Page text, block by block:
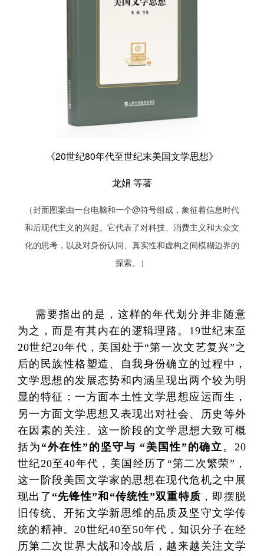
《20世纪80年代至世纪末美国文学思想》
龙娟 等著
（封面图案由一台电脑和一个@符号组成，象征着信息时代
和后现代主义的兴起。它代表了对科技、消费主义和大众文
化的思考，以及对身份认同、真实性和虚构之间模糊边界的
探索。）
需要指出的是，这样的年代划分并非随意
为之，而是有其内在的逻辑理路。19世纪末至
20世纪20年代，美国处于“第一次文艺复兴”之
后的民族性格塑造、自我身份确立的过程中，
文学思想的发展态势和内涵呈现出两个较为明
显的特征：一方面本土性文学思想应运而生，
另一方面文学思想又表现出对社会、历史等外
在因素的关注。这一阶段的文学思想大致可概
括为 “外在性”的坚守与 “美国性”的确立 。20
世纪20至40年代，美国经历了“第二次繁荣”，
这一阶段美国文学家的思想在现代危机之中展
现出了 “先锋性”和“传统性”双重特质 ，即摆脱
旧传统、开拓文学新思维的品质及坚守文学传
统的精神。20世纪40至50年代，知识分子在经
历第二次世界大战和冷战后，越来越关注文学